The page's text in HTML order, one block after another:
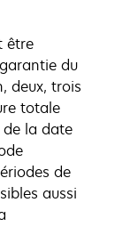
être
du
deux, trois
totale
de la date
de
aussi